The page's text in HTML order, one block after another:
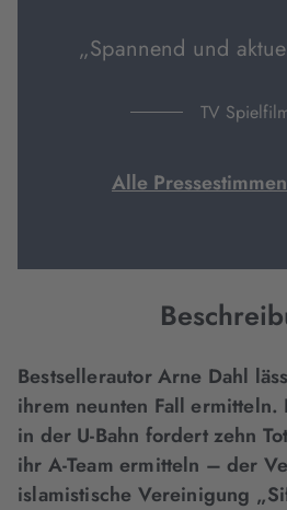
„Spannend und
TV
Alle
Bestsellerautor Arne Dahl
ihrem neunten Fall ermitteln.
in der U-Bahn fordert zehn
ihr A-Team ermitteln – der
islamistische Vereinigung